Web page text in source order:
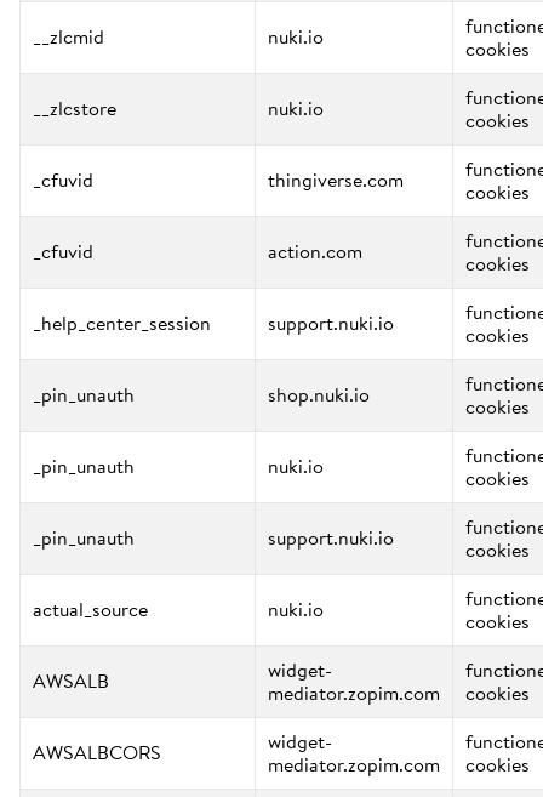
__zlcmid nuki.io cookies
__zlcstore nuki.io cookies
_cfuvid thingiverse.com cookies
_cfuvid action.com cookies
_help_center_session support.nuki.io cookies
_pin_unauth shop.nuki.io cookies
_pin_unauth nuki.io cookies
_pin_unauth support.nuki.io cookies
actual_source nuki.io cookies
AWSALB widget-
mediator.zopim.com cookies
AWSALBCORS widget-
mediator.zopim.com cookies